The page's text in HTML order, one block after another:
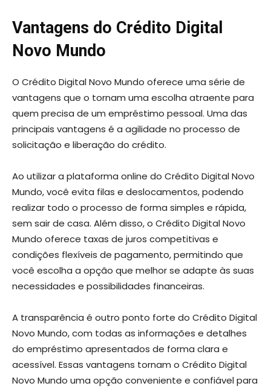
Vantagens do Crédito Digital
Novo Mundo
O Crédito Digital Novo Mundo oferece uma série de
vantagens que o tornam uma escolha atraente para
quem precisa de um empréstimo pessoal. Uma das
principais vantagens é a agilidade no processo de
solicitação e liberação do crédito.
Ao utilizar a plataforma online do Crédito Digital Novo
Mundo, você evita filas e deslocamentos, podendo
realizar todo o processo de forma simples e rápida,
sem sair de casa. Além disso, o Crédito Digital Novo
Mundo oferece taxas de juros competitivas e
condições flexíveis de pagamento, permitindo que
você escolha a opção que melhor se adapte às suas
necessidades e possibilidades financeiras.
A transparência é outro ponto forte do Crédito Digital
Novo Mundo, com todas as informações e detalhes
do empréstimo apresentados de forma clara e
acessível. Essas vantagens tornam o Crédito Digital
Novo Mundo uma opção conveniente e confiável para